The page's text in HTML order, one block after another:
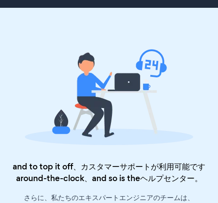
and to top it off、カスタマーサポートが利用可能です
around-the-clock、and so is theヘルプセンター。
さらに、私たちのエキスパートエンジニアのチームは、